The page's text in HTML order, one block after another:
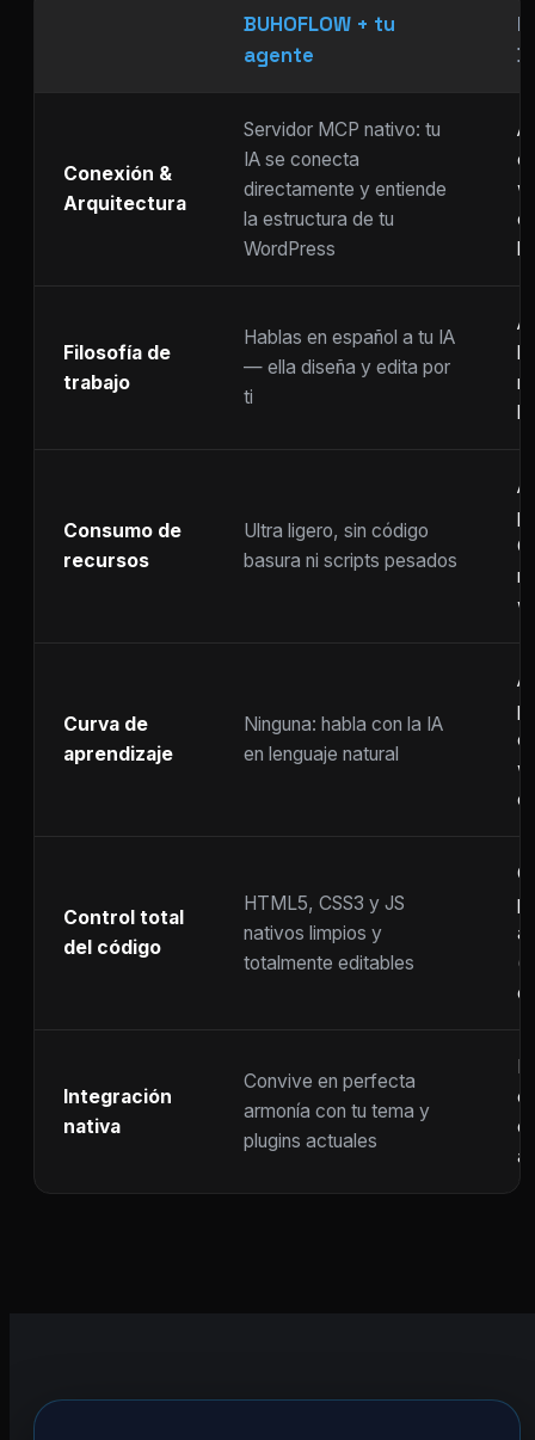
BUHOFLOW + tu
agente
Conexión &
Arquitectura
Servidor MCP nativo: tu
IA se conecta
directamente y entiende
la estructura de tu
WordPress
Filosofía de
trabajo
Hablas en español a tu IA
— ella diseña y edita por
ti
Consumo de
recursos
Ultra ligero, sin código
basura ni scripts pesados
Curva de
aprendizaje
Ninguna: habla con la IA
en lenguaje natural
Control total
del código
HTML5, CSS3 y JS
nativos limpios y
totalmente editables
Integración
nativa
Convive en perfecta
armonía con tu tema y
plugins actuales